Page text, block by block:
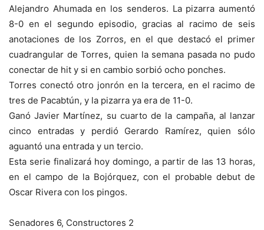
Alejandro Ahumada en los senderos. La pizarra aumentó
8-0 en el segundo episodio, gracias al racimo de seis
anotaciones de los Zorros, en el que destacó el primer
cuadrangular de Torres, quien la semana pasada no pudo
conectar de hit y si en cambio sorbió ocho ponches.
Torres conectó otro jonrón en la tercera, en el racimo de
tres de Pacabtún, y la pizarra ya era de 11-0.
Ganó Javier Martínez, su cuarto de la campaña, al lanzar
cinco entradas y perdió Gerardo Ramírez, quien sólo
aguantó una entrada y un tercio.
Esta serie finalizará hoy domingo, a partir de las 13 horas,
en el campo de la Bojórquez, con el probable debut de
Oscar Rivera con los pingos.
Senadores 6, Constructores 2